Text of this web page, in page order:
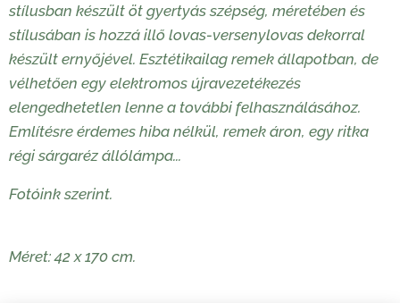
stílusban készült öt gyertyás szépség, méretében és
stílusában is hozzá illő lovas-versenylovas dekorral
készült ernyőjével. Esztétikailag remek állapotban, de
vélhetően egy elektromos újravezetékezés
elengedhetetlen lenne a további felhasználásához.
Említésre érdemes hiba nélkül, remek áron, egy ritka
régi sárgaréz állólámpa...
Fotóink szerint.
Méret: 42 x 170 cm.